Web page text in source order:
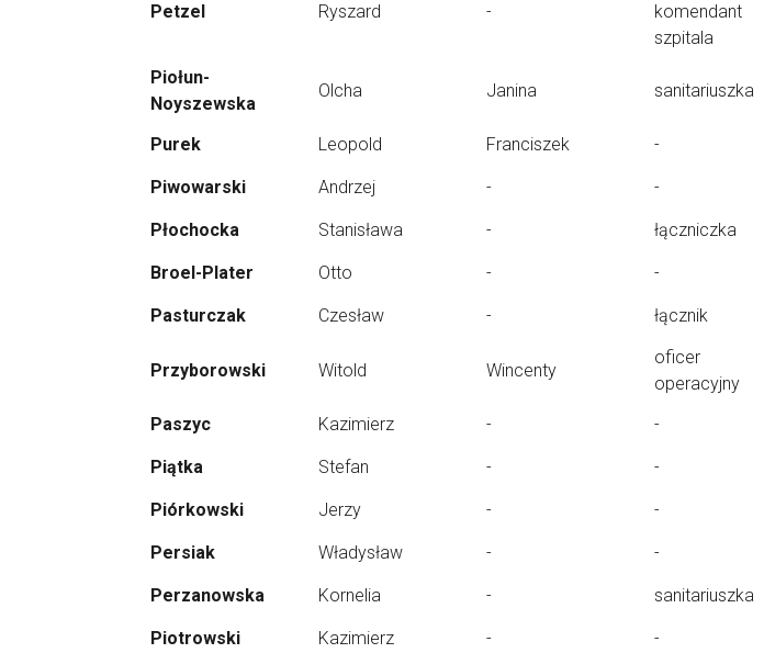
Petzel Ryszard -
komendant
szpitala
Piołun-
Noyszewska
Olcha Janina sanitariuszka
Purek Leopold Franciszek -
Piwowarski Andrzej - -
Płochocka Stanisława - łączniczka
Broel-Plater Otto - -
Pasturczak Czesław - łącznik
Przyborowski Witold Wincenty
oficer
operacyjny
Paszyc Kazimierz - -
Piątka Stefan - -
Piórkowski Jerzy - -
Persiak Władysław - -
Perzanowska Kornelia - sanitariuszka
Piotrowski Kazimierz - -